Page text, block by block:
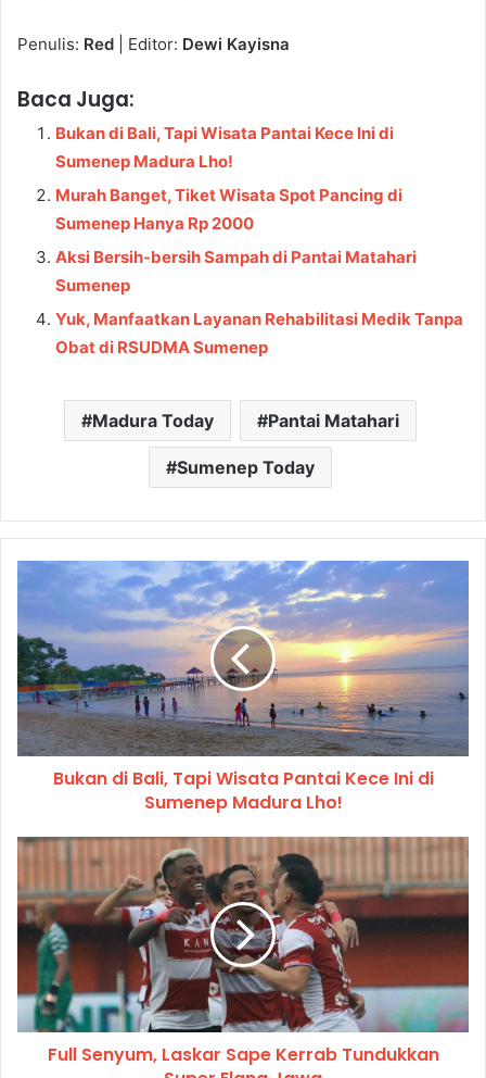
Penulis: Red | Editor: Dewi Kayisna
Baca Juga:
Bukan di Bali, Tapi Wisata Pantai Kece Ini di
Sumenep Madura Lho!
Murah Banget, Tiket Wisata Spot Pancing di
Sumenep Hanya Rp 2000
Aksi Bersih-bersih Sampah di Pantai Matahari
Sumenep
Yuk, Manfaatkan Layanan Rehabilitasi Medik Tanpa
Obat di RSUDMA Sumenep
Madura Today Pantai Matahari
Sumenep Today
Bukan di Bali, Tapi Wisata Pantai Kece Ini di
Sumenep Madura Lho!
Full Senyum, Laskar Sape Kerrab Tundukkan